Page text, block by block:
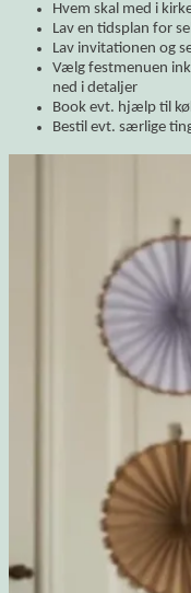
Hvem skal med i
Lav en tidsplan for
Lav invitationen og
Vælg festmenuen
ned i detaljer
Book evt. hjælp til
Bestil evt. særlige